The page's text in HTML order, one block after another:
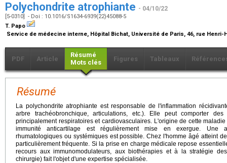
Polychondrite atrophiante - 04/10/22
[5-0310] - Doi : 10.1016/S1634-6939(22)45088-5
T. Papo
Service de médecine interne, Hôpital Bichat, Université de Paris, 46, rue Henri-
PDF Article
Résumé
Mots clés
Figures Tableaux
Résumé
La polychondrite atrophiante est responsable de l'inflammation
arbre trachéobronchique, articulations, etc.). Elle peut comporter des
principalement respiratoires et cardiovasculaires. L'origine de cette
immunité anticartilage est régulièrement mise en exergue. Une
rhumatologiques ou systémiques est possible. Chez l'homme âgé atteint
particulièrement fréquente. Si la prise en charge médicale repose
recours aux immunomodulateurs, aux biothérapies et à la stratégie
chirurgie) fait l'objet d'une expertise spécialisée.